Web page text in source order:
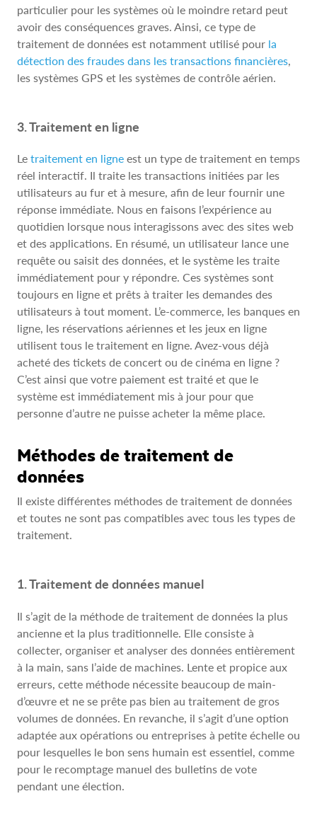
particulier pour les systèmes où le moindre retard peut
avoir des conséquences graves. Ainsi, ce type de
traitement de données est notamment utilisé pour la
détection des fraudes dans les transactions financières
les systèmes GPS et les systèmes de contrôle aérien.
3. Traitement en ligne
Le traitement en ligne est un type de traitement en temps
réel interactif. Il traite les transactions initiées par les
utilisateurs au fur et à mesure, afin de leur fournir une
réponse immédiate. Nous en faisons l’expérience au
quotidien lorsque nous interagissons avec des sites web
et des applications. En résumé, un utilisateur lance une
requête ou saisit des données, et le système les traite
immédiatement pour y répondre. Ces systèmes sont
toujours en ligne et prêts à traiter les demandes des
utilisateurs à tout moment. L’e-commerce, les banques en
ligne, les réservations aériennes et les jeux en ligne
utilisent tous le traitement en ligne. Avez-vous déjà
acheté des tickets de concert ou de cinéma en ligne ?
C’est ainsi que votre paiement est traité et que le
système est immédiatement mis à jour pour que
personne d’autre ne puisse acheter la même place.
Méthodes de traitement de
données
Il existe différentes méthodes de traitement de données
et toutes ne sont pas compatibles avec tous les types de
traitement.
1. Traitement de données manuel
Il s’agit de la méthode de traitement de données la plus
ancienne et la plus traditionnelle. Elle consiste à
collecter, organiser et analyser des données entièrement
à la main, sans l’aide de machines. Lente et propice aux
erreurs, cette méthode nécessite beaucoup de main-
d’œuvre et ne se prête pas bien au traitement de gros
volumes de données. En revanche, il s’agit d’une option
adaptée aux opérations ou entreprises à petite échelle ou
pour lesquelles le bon sens humain est essentiel, comme
pour le recomptage manuel des bulletins de vote
pendant une élection.